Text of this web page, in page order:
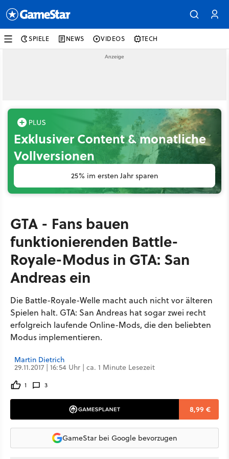
SPIELE NEWS VIDEOS TECH
Exklusiver Content & monatliche
Vollversionen
25% im ersten Jahr sparen
GTA - Fans bauen
funktionierenden Battle-
Royale-Modus in GTA: San
Andreas ein
Die Battle-Royale-Welle macht auch nicht vor älteren
Spielen halt. GTA: San Andreas hat sogar zwei recht
erfolgreich laufende Online-Mods, die den beliebten
Modus implementieren.
Martin Dietrich
29.11.2017 | 16:54 Uhr | ca. 1 Minute Lesezeit
1 3
8,99 €
GameStar bei Google bevorzugen